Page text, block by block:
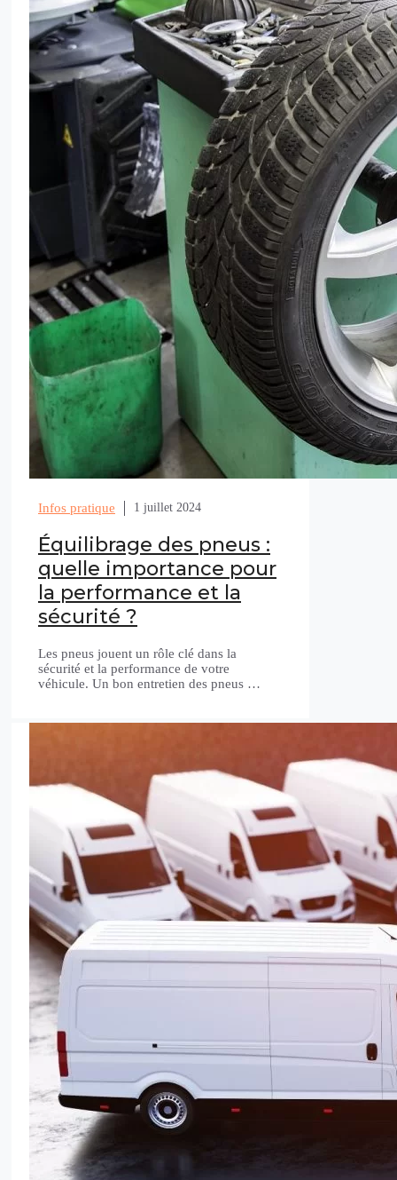
Infos pratique 1 juillet 2024
Équilibrage des pneus :
quelle importance pour
la performance et la
sécurité ?
Les pneus jouent un rôle clé dans la
sécurité et la performance de votre
véhicule. Un bon entretien des pneus …